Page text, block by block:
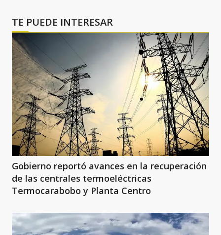
TE PUEDE INTERESAR
Gobierno reportó avances en la recuperación
de las centrales termoeléctricas
Termocarabobo y Planta Centro